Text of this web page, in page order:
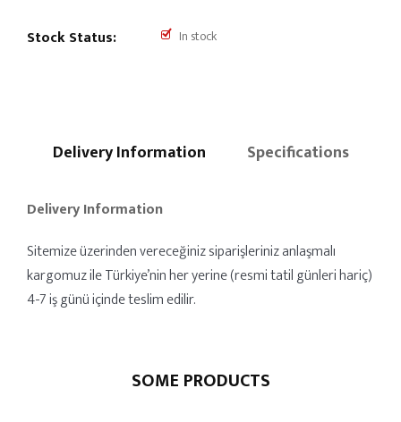
Stock Status: In stock
Delivery Information Specifications
Delivery Information
Sitemize üzerinden vereceğiniz siparişleriniz anlaşmalı
kargomuz ile Türkiye’nin her yerine (resmi tatil günleri hariç)
4-7 iş günü içinde teslim edilir.
SOME PRODUCTS